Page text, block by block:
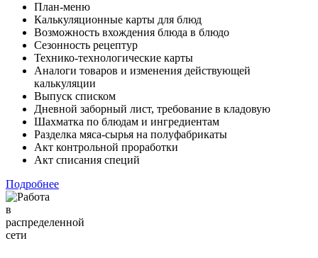
План-меню
Калькуляционные карты для блюд
Возможность вхождения блюда в блюдо
Сезонность рецептур
Технико-технологические карты
Аналоги товаров и изменения действующей
калькуляции
Выпуск списком
Дневной заборный лист, требование в кладовую
Шахматка по блюдам и ингредиентам
Разделка мяса-сырья на полуфабрикаты
Акт контрольной проработки
Акт списания специй
Подробнее